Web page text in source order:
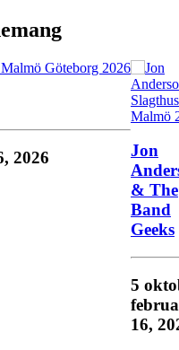
2026
Jon
& The
Band
Geeks
5
16,